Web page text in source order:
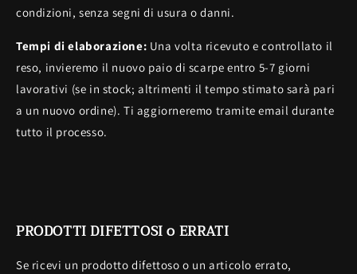
condizioni, senza segni di usura o danni.
Tempi di elaborazione: Una volta ricevuto e controllato il
reso, invieremo il nuovo paio di scarpe entro 5-7 giorni
lavorativi (se in stock; altrimenti il tempo stimato sarà pari
a un nuovo ordine). Ti aggiorneremo tramite email durante
tutto il processo.
PRODOTTI DIFETTOSI o ERRATI
Se ricevi un prodotto difettoso o un articolo errato,